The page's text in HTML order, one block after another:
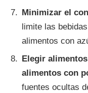
Minimizar el
limite las
alimentos con
Elegir
alimentos con
fuentes ocultas